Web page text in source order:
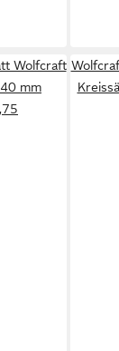
Wolfcraft
mm